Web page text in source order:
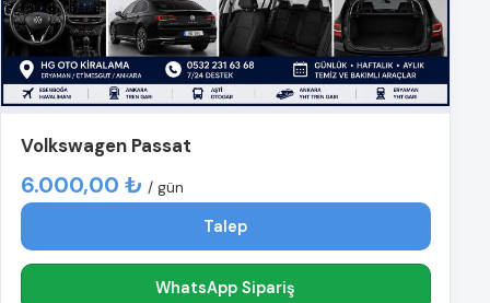
Volkswagen Passat
6.000,00 ₺ / gün
Talep
WhatsApp Sipariş